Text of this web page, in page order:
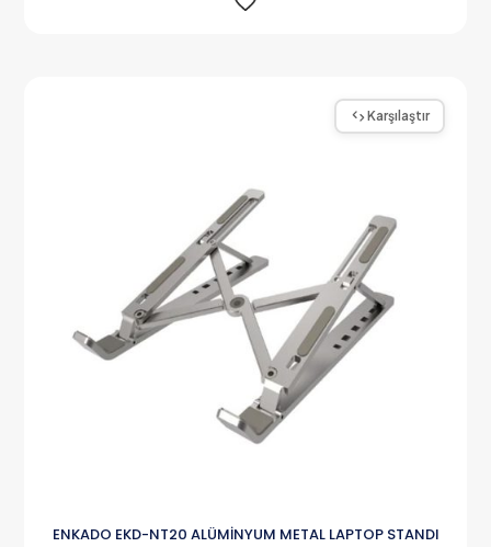
Karşılaştır
ENKADO EKD-NT20 ALÜMİNYUM METAL LAPTOP STANDI